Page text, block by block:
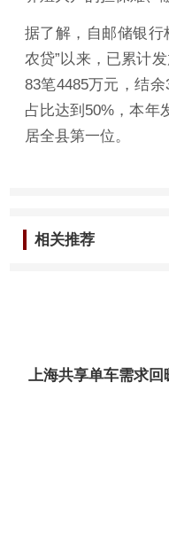
据了解，自邮储银行
农贷”以来，已累计
83笔4485万元，结
占比达到50%，本年
居全县第一位。
相关推荐
上海共享单车需求